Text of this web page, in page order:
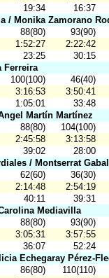
19:34
16:37
/ Monika Zamorano
88(80)
93(90)
1:52:27
2:22:42
23:25
30:15
Ferreira
100(100)
46(40)
3:16:53
3:50:41
1:05:01
33:48
Martín Martínez
88(80)
104(100)
2:45:58
3:13:58
39:02
28:00
/ Montserrat
62(60)
36(30)
2:14:48
2:54:19
40:11
39:31
Mediavilla
88(80)
93(90)
3:05:31
3:57:55
36:07
52:24
Echegaray Pérez-
86(80)
110(110)